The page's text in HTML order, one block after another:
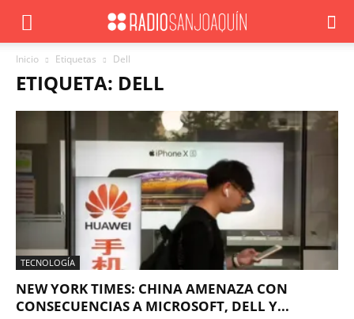
Inicio Etiquetas Dell
ETIQUETA: DELL
TECNOLOGÍA
NEW YORK TIMES: CHINA AMENAZA CON
CONSECUENCIAS A MICROSOFT, DELL Y...